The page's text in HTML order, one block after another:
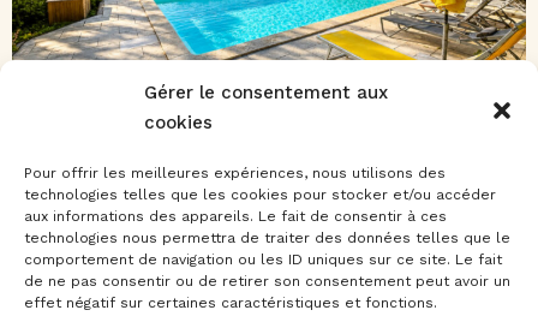
Gérer le consentement aux
cookies
Pour offrir les meilleures expériences, nous utilisons des
technologies telles que les cookies pour stocker et/ou accéder
aux informations des appareils. Le fait de consentir à ces
technologies nous permettra de traiter des données telles que le
comportement de navigation ou les ID uniques sur ce site. Le fait
de ne pas consentir ou de retirer son consentement peut avoir un
effet négatif sur certaines caractéristiques et fonctions.